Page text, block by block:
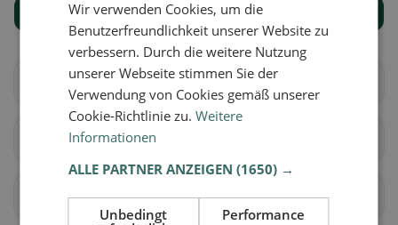
Mostra tutti i luoghi
Chessel
Corbeyrier
Lavey-Morcles Leysin
Wir verwenden Cookies, um die
Benutzerfreundlichkeit unserer Website zu
verbessern. Durch die weitere Nutzung
unserer Webseite stimmen Sie der
Verwendung von Cookies gemäß unserer
Cookie-Richtlinie zu.Weitere
Informationen
ALLE PARTNER ANZEIGEN(1650) →
Unbedingt
Performance